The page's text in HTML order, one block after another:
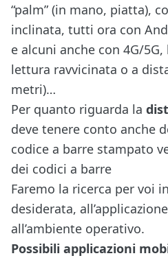
“palm” (in mano, piatta),
inclinata, tutti ora con
e alcuni anche con 4G/
lettura ravvicinata o a
metri)…
Per quanto riguarda la
deve tenere conto anche
codice a barre stampato
dei codici a barre
Faremo la ricerca per voi
desiderata,
all’ambiente operativo.
Possibili applicazioni